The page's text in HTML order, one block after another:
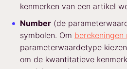
kenmerken van een artikel
Number (de
symbolen. Om
parameterwaardetype
om de kwantitatieve